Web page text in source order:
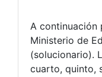
A continuación
Ministerio de
(solucionario).
cuarto, quinto,